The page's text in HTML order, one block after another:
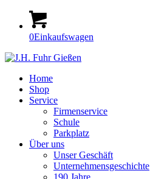
0Einkaufswagen
Home
Shop
Service
Firmenservice
Schule
Parkplatz
Über uns
Unser Geschäft
Unternehmensgeschichte
190 Jahre